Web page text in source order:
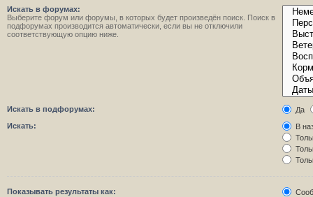
Искать в форумах:
Выберите форум или форумы, в которых будет произведён поиск. Поиск в
подфорумах производится автоматически, если вы не отключили
соответствующую опцию ниже.
Искать в подфорумах:
Да
Искать:
В
Показывать результаты как: